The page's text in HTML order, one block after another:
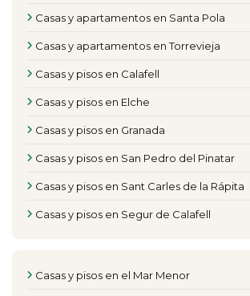
Casas y apartamentos en Santa Pola
Casas y apartamentos en Torrevieja
Casas y pisos en Calafell
Casas y pisos en Elche
Casas y pisos en Granada
Casas y pisos en San Pedro del Pinatar
Casas y pisos en Sant Carles de la Rápita
Casas y pisos en Segur de Calafell
Casas y pisos en el Mar Menor